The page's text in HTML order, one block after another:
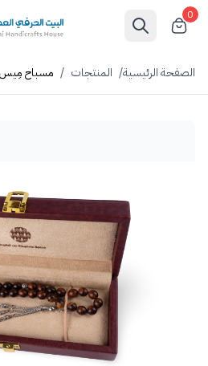
0
الصفحة الرئيسية/ المنتجات / مسباح مِيس